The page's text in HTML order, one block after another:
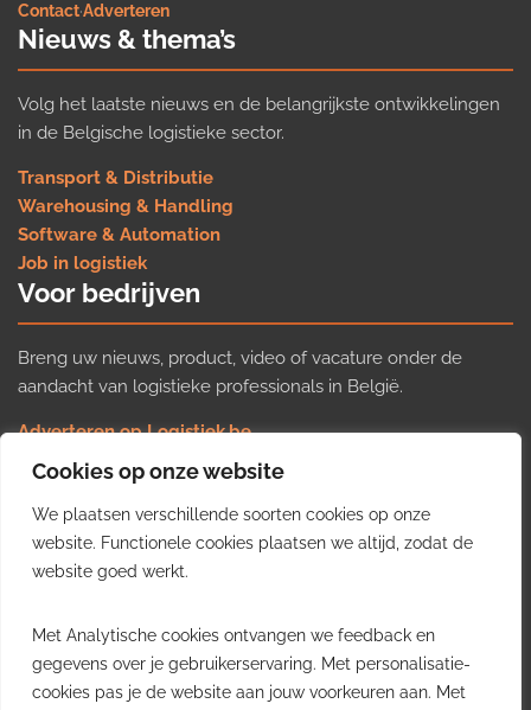
Cookies op onze website
We plaatsen verschillende soorten cookies op onze
website. Functionele cookies plaatsen we altijd, zodat de
website goed werkt.
Met Analytische cookies ontvangen we feedback en
gegevens over je gebruikerservaring. Met personalisatie-
cookies pas je de website aan jouw voorkeuren aan. Met
Contact·Adverteren
Nieuws & thema’s
Volg het laatste nieuws en de belangrijkste ontwikkelingen
in de Belgische logistieke sector.
Transport & Distributie
Warehousing & Handling
Software & Automation
Job in logistiek
Voor bedrijven
Breng uw nieuws, product, video of vacature onder de
aandacht van logistieke professionals in België.
Adverteren op Logistiek.be
Nieuws insturen
Uw video op Logistiek.TV
Job plaatsen
Gratis wekelijkse update
inzichten uit de Belgische logistieke sector in uw inbox.
Ontvang je gratis